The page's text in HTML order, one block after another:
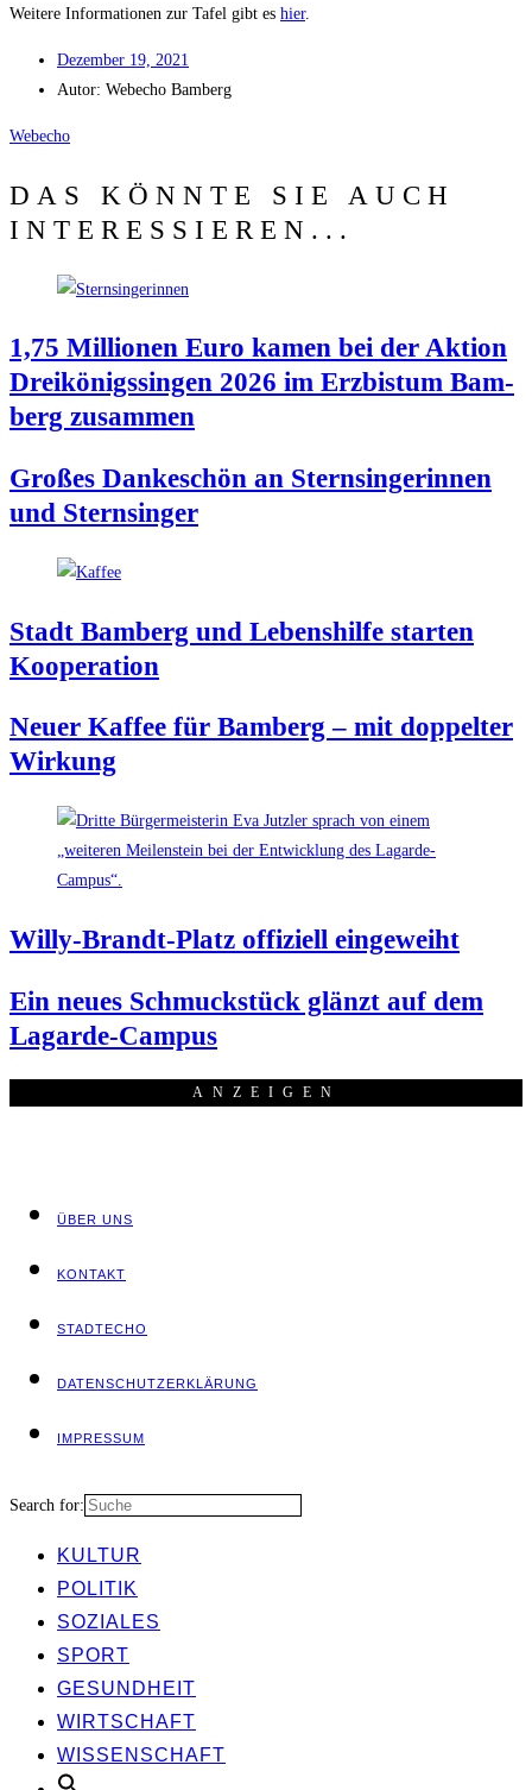
Wei­te­re Infor­ma­tio­nen zur Tafel gibt es hier.
Dezem­ber 19, 2021
Autor: Web­echo Bamberg
Web­echo
DAS KÖNNTE SIE AUCH
INTERESSIEREN...
1,75 Mil­lio­nen Euro kamen bei der Akti­on
Drei­kö­nigs­sin­gen 2026 im Erz­bis­tum Bam­
berg zusammen
Gro­ßes Dan­ke­schön an Stern­sin­ge­rin­nen
und Sternsinger
Stadt Bam­berg und Lebens­hil­fe star­ten
Kooperation
Neu­er Kaf­fee für Bam­berg – mit dop­pel­ter
Wirkung
Wil­ly-Brandt-Platz offi­zi­ell eingeweiht
Ein neu­es Schmuck­stück glänzt auf dem
Lagarde-Campus
ANZEI­GEN
ÜBER UNS
KON­TAKT
STADT­ECHO
DATEN­SCHUTZ­ER­KLÄ­RUNG
IMPRES­SUM
Search for:
KUL­TUR
POLI­TIK
SOZIA­LES
SPORT
GESUND­HEIT
WIRT­SCHAFT
WIS­SEN­SCHAFT